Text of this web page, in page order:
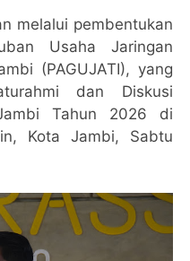
melalui pembentukan
Usaha Jaringan
(PAGUJATI), yang
dan Diskusi
Tahun 2026 di
Kota Jambi, Sabtu